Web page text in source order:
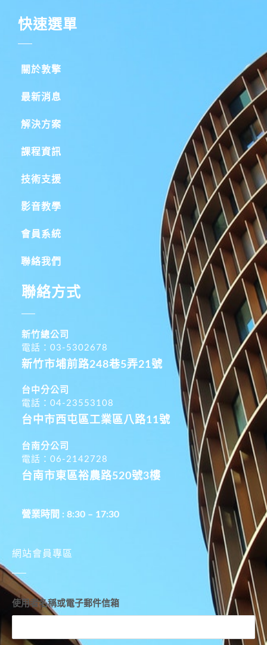
快速選單
關於敦擎
最新消息
解決方案
課程資訊
技術支援
影音教學
會員系統
聯絡我們
聯絡方式
新竹總公司
電話：03-5302678
新竹市埔前路248巷5弄21號
台中分公司
電話：04-23553108
台中市西屯區工業區八路11號
台南分公司
電話：06-2142728
台南市東區裕農路520號3樓
營業時間 : 8:30 – 17:30
網站會員專區
使用者名稱或電子郵件信箱